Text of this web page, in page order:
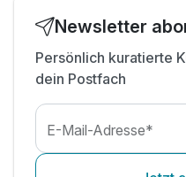
Newsletter
Persönlich kuratierte
dein Postfach
E-Mail-Adresse*